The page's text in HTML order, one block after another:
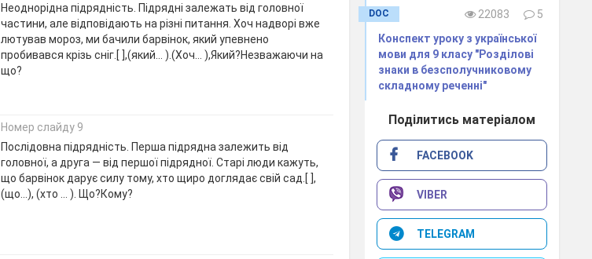
Неоднорідна підрядність. Підрядні залежать від головної
частини, але відповідають на різні питання. Хоч надворі вже
лютував мороз, ми бачили барвінок, який упевнено
пробивався крізь сніг.[ ],(який… ).(Хоч… ),Який?Незважаючи на
що?
Номер слайду 9
Послідовна підрядність. Перша підрядна залежить від
головної, а друга — від першої підрядної. Старі люди кажуть,
що барвінок дарує силу тому, хто щиро доглядає свій сад.[ ],
(що...), (хто … ). Що?Кому?
DOC 22083
5
Конспект уроку з української
мови для 9 класу "Розділові
знаки в безсполучниковому
складному реченні"
Поділитись матеріалом
FACEBOOK
VIBER
TELEGRAM